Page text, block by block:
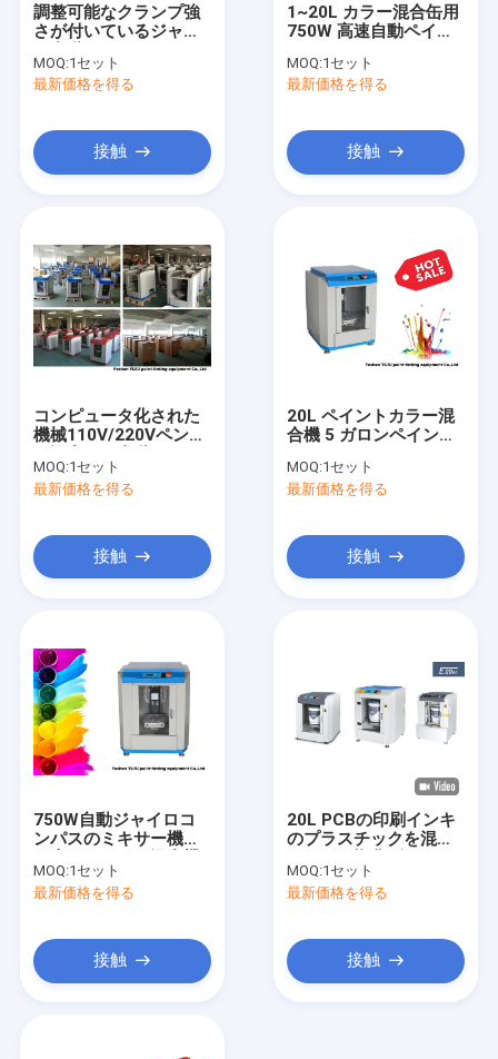
プロダクト
ビデオ
私達について
機械を染めるペンキ
調整可能なクランプ強
さが付いているジャイ
ー 50HZ/60HZ
MOQ:1セット
最新価格を得る
接触
1~20L カラー混合缶用
750W 高速自動ペイン
MOQ:1セット
最新価格を得る
接触
コンピュータ化された
機械110V/220Vペンキ
はシェーカー機械セリ
ウムできる
MOQ:1セット
最新価格を得る
接触
20L ペイントカラー混
合機 5 ガロンペイント
80r/min-150r/min
MOQ:1セット
最新価格を得る
接触
750W自動ジャイロコ
ンパスのミキサー機械
械をコンピュータ化し
た
MOQ:1セット
最新価格を得る
接触
20L PCBの印刷インキ
のプラスチックを混合
のための高速自動ペン
キのミキサー
MOQ:1セット
最新価格を得る
接触